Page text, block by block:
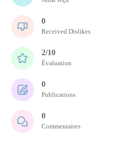
0
Received Dislikes
2/10
Évaluation
0
Publications
0
Commentaires